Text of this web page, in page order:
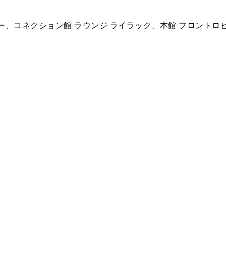
コネクション館 ラウンジ ライラック、本館 フロントロ